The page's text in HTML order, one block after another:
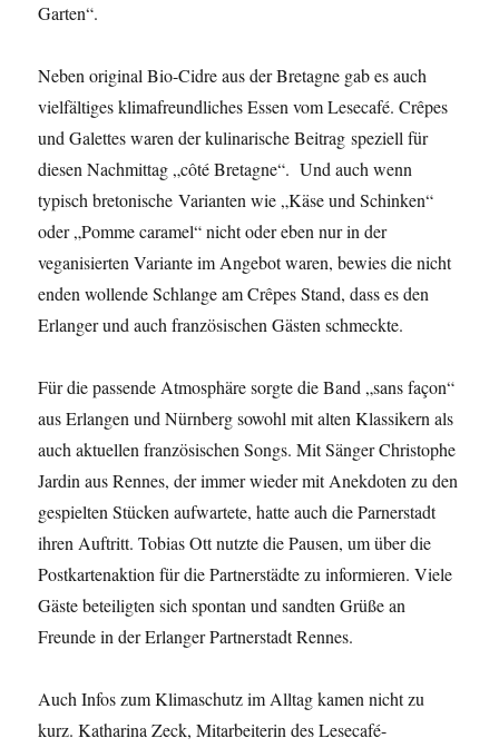
Garten“.
Neben original Bio-Cidre aus der Bretagne gab es auch
vielfältiges klimafreundliches Essen vom Lesecafé. Crêpes
und Galettes waren der kulinarische Beitrag speziell für
diesen Nachmittag „côté Bretagne“. Und auch wenn
typisch bretonische Varianten wie „Käse und Schinken“
oder „Pomme caramel“ nicht oder eben nur in der
veganisierten Variante im Angebot waren, bewies die nicht
enden wollende Schlange am Crêpes Stand, dass es den
Erlanger und auch französischen Gästen schmeckte.
Für die passende Atmosphäre sorgte die Band „sans façon“
aus Erlangen und Nürnberg sowohl mit alten Klassikern als
auch aktuellen französischen Songs. Mit Sänger Christophe
Jardin aus Rennes, der immer wieder mit Anekdoten zu den
gespielten Stücken aufwartete, hatte auch die Parnerstadt
ihren Auftritt. Tobias Ott nutzte die Pausen, um über die
Postkartenaktion für die Partnerstädte zu informieren. Viele
Gäste beteiligten sich spontan und sandten Grüße an
Freunde in der Erlanger Partnerstadt Rennes.
Auch Infos zum Klimaschutz im Alltag kamen nicht zu
kurz. Katharina Zeck, Mitarbeiterin des Lesecafé-